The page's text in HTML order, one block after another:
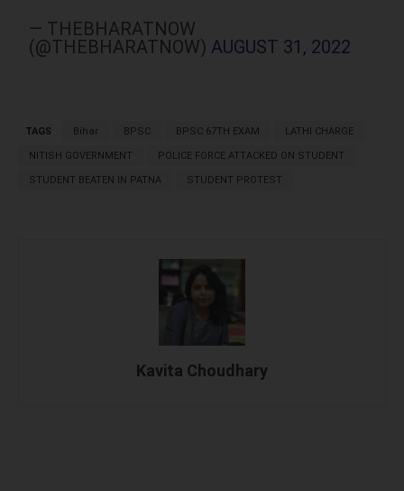
— THEBHARATNOW
(@THEBHARATNOW) AUGUST 31, 2022
TAGS Bihar BPSC BPSC 67TH EXAM LATHI CHARGE
NITISH GOVERNMENT POLICE FORCE ATTACKED ON STUDENT
STUDENT BEATEN IN PATNA STUDENT PROTEST
Kavita Choudhary